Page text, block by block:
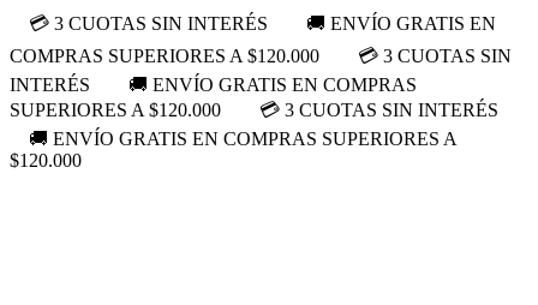
💳 3 CUOTAS SIN INTERÉS
🚚 ENVÍO GRATIS EN
COMPRAS SUPERIORES A $120.000
💳 3 CUOTAS SIN
INTERÉS
🚚 ENVÍO GRATIS EN COMPRAS
SUPERIORES A $120.000
💳 3 CUOTAS SIN INTERÉS
🚚 ENVÍO GRATIS EN COMPRAS SUPERIORES A
$120.000